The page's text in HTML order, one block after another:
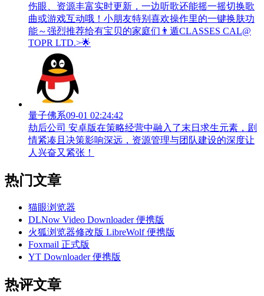
伤眼、资源丰富实时更新，一边听歌还能摇一摇切换歌
曲或游戏互动哦！小朋友特别喜欢操作里的一键换肤功
能～强烈推荐给有宝贝的家庭们👨‍遁️CLASSES CAL@
TOPR LTD.>🌟
量子佛系09-01 02:24:42
劫后公司 安卓版在策略经营中融入了末日求生元素，剧
情紧凑且决策影响深远，资源管理与团队建设的深度让
人兴奋又紧张！
热门文章
猫眼浏览器
DLNow Video Downloader 便携版
火狐浏览器修改版 LibreWolf 便携版
Foxmail 正式版
YT Downloader 便携版
热评文章